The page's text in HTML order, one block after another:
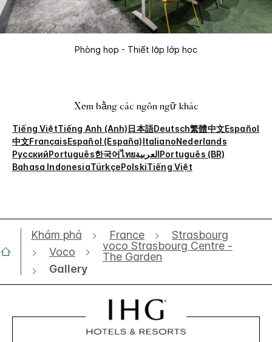
Phòng họp - Thiết lập lớp học
Xem bằng các ngôn ngữ khác
Tiếng ViệtTiếng Anh (Anh)日本語Deutsch繁體中文Español
中文FrançaisEspañol (España)ItalianoNederlands
РусскийPortuguês한국어ไทยالعربيةPortuguês (BR)
Bahasa IndonesiaTürkçePolskiTiếng Việt
Khám phá France
Strasbourg
Voco
voco Strasbourg Centre -
The Garden
Gallery